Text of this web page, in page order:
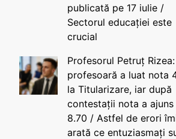
publicată pe 17 iulie /
Sectorul educației este
crucial
Profesorul Petruț
profesoară a luat nota
la Titularizare, iar după
contestații nota a ajuns
8.70 / Astfel de erori
arată ce entuziasmați